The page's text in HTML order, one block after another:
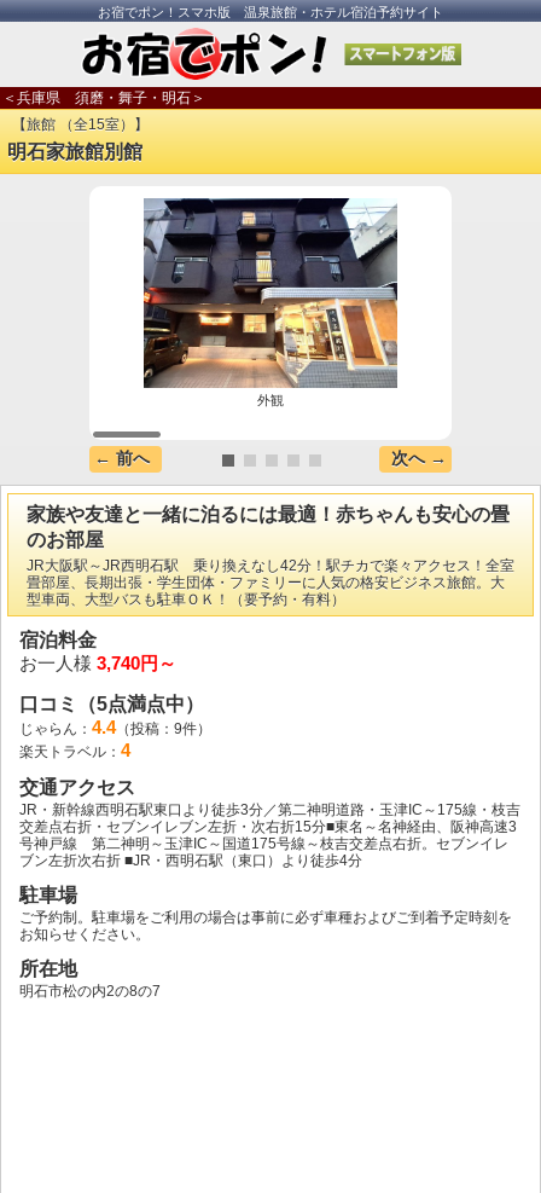
お宿でポン！スマホ版 温泉旅館・ホテル宿泊予約サイト
＜兵庫県 須磨・舞子・明石＞
【旅館 （全15室）】
明石家旅館別館
外観
← 前へ 次へ →
家族や友達と一緒に泊るには最適！赤ちゃんも安心の畳
のお部屋
JR大阪駅～JR西明石駅 乗り換えなし42分！駅チカで楽々アクセス！全室
畳部屋、長期出張・学生団体・ファミリーに人気の格安ビジネス旅館。大
型車両、大型バスも駐車ＯＫ！（要予約・有料）
宿泊料金
お一人様 3,740円～
口コミ（5点満点中）
じゃらん： 4.4（投稿：9件）
楽天トラベル： 4
交通アクセス
JR・新幹線西明石駅東口より徒歩3分／第二神明道路・玉津IC～175線・枝吉
交差点右折・セブンイレブン左折・次右折15分■東名～名神経由、阪神高速3
号神戸線 第二神明～玉津IC～国道175号線～枝吉交差点右折。セブンイレ
ブン左折次右折 ■JR・西明石駅（東口）より徒歩4分
駐車場
ご予約制。駐車場をご利用の場合は事前に必ず車種およびご到着予定時刻を
お知らせください。
所在地
明石市松の内2の8の7